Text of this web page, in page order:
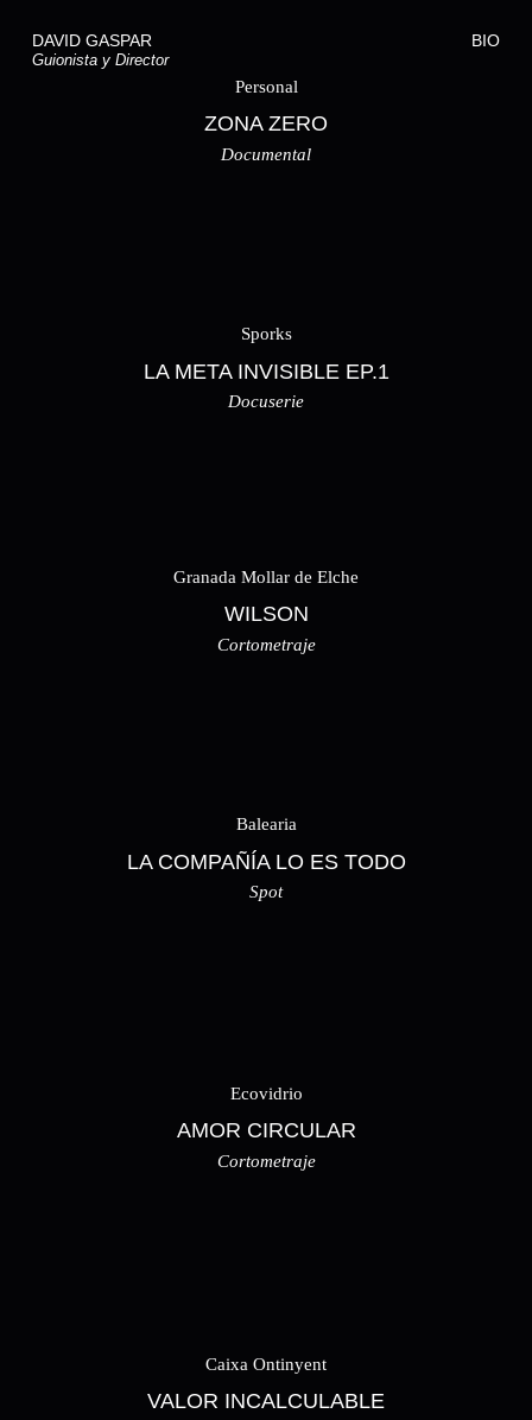
DAVID GASPAR
Guionista y Director
BIO
Personal
ZONA ZERO
Documental
Sporks
LA META INVISIBLE EP.1
Docuserie
Granada Mollar de Elche
WILSON
Cortometraje
Balearia
LA COMPAÑÍA LO ES TODO
Spot
Ecovidrio
AMOR CIRCULAR
Cortometraje
Caixa Ontinyent
VALOR INCALCULABLE